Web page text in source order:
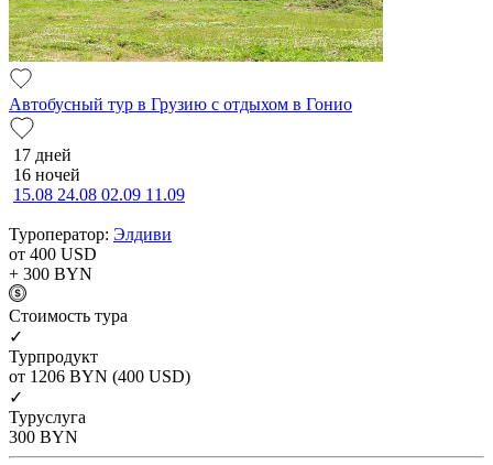
Автобусный тур в Грузию с отдыхом в Гонио
17 дней
16 ночей
15.08 24.08 02.09 11.09
Туроператор: Элдиви
от 400 USD
+ 300 BYN
Cтоимость тура
✓
Турпродукт
от 1206 BYN (400 USD)
✓
Туруслуга
300 BYN